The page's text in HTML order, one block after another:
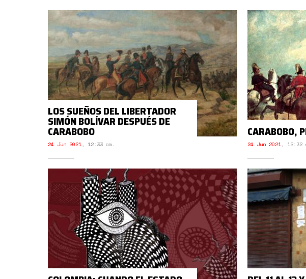
LOS SUEÑOS DEL LIBERTADOR
SIMÓN BOLÍVAR DESPUÉS DE
CARABOBO
24 Jun 2021, 12:33 am.
CARABOBO,
24 Jun 2021, 12:32